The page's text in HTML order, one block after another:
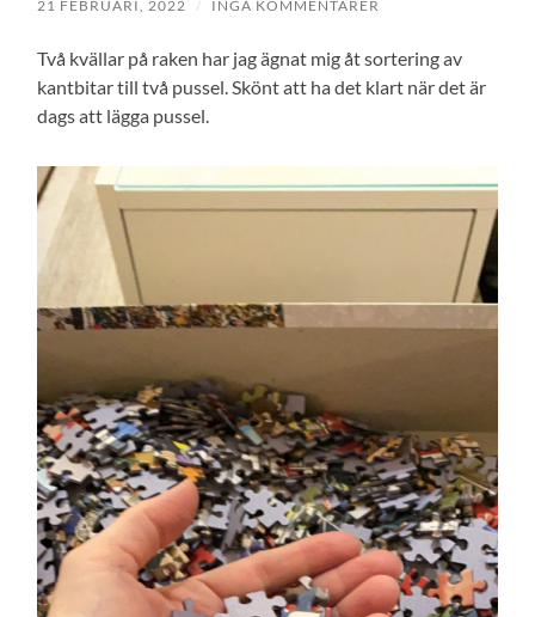
21 FEBRUARI, 2022 / INGA KOMMENTARER
Två kvällar på raken har jag ägnat mig åt sortering av
kantbitar till två pussel. Skönt att ha det klart när det är
dags att lägga pussel.